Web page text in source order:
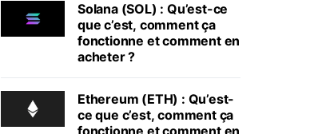
Solana (SOL) : Qu’est-ce
que c’est, comment ça
fonctionne et comment en
acheter ?
Ethereum (ETH) : Qu’est-
ce que c’est, comment ça
fonctionne et comment en